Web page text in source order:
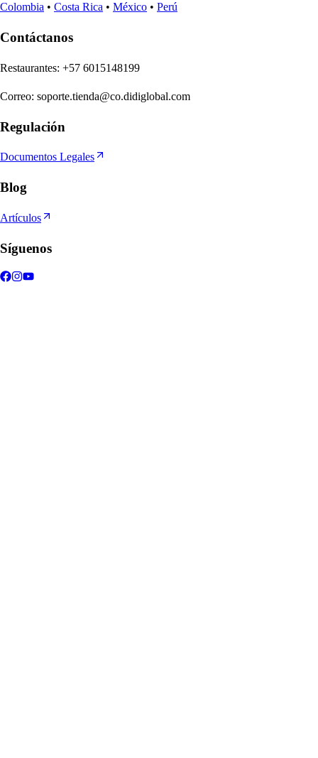
Colombia • Costa Rica • México • Perú
Contáctanos
Restaurantes: +57 6015148199
Correo: soporte.tienda@co.didiglobal.com
Regulación
Documentos Legales
Blog
Artículos
Síguenos